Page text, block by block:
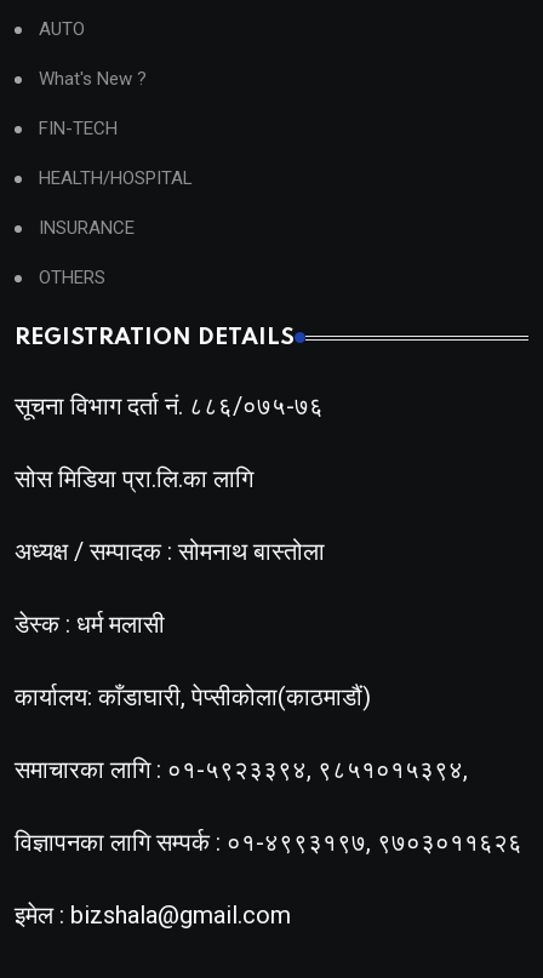
AUTO
What's New ?
FIN-TECH
HEALTH/HOSPITAL
INSURANCE
OTHERS
REGISTRATION DETAILS
सूचना विभाग दर्ता नं. ८८६/०७५-७६
सोस मिडिया प्रा.लि.का लागि
अध्यक्ष / सम्पादक : सोमनाथ बास्तोला
डेस्क : धर्म मलासी
कार्यालय: काँडाघारी, पेप्सीकोला(काठमाडौं)
समाचारका लागि : ०१-५९२३३९४, ९८५१०१५३९४,
विज्ञापनका लागि सम्पर्क : ०१-४९९३१९७, ९७०३०११६२६
इमेल : bizshala@gmail.com